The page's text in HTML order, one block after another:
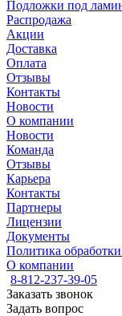
Подложки под
Распродажа
Акции
Доставка
Оплата
Отзывы
Контакты
Новости
О компании
Новости
Команда
Отзывы
Карьера
Контакты
Партнеры
Лицензии
Документы
Политика
О компании
8-812-237-39-05
Заказать звонок
Задать вопрос